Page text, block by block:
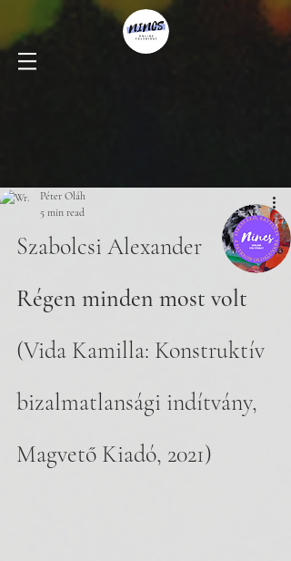
Péter Oláh
5 min read
Szabolcsi Alexander
Régen minden most volt
(Vida Kamilla: Konstruktív
bizalmatlansági indítvány,
Magvető Kiadó, 2021)